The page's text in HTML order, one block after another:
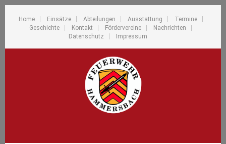
Home Einsätze Abteilungen Ausstattung
Termine
Geschichte
Kontakt Fördervereine
Nachrichten
Datenschutz
Impressum